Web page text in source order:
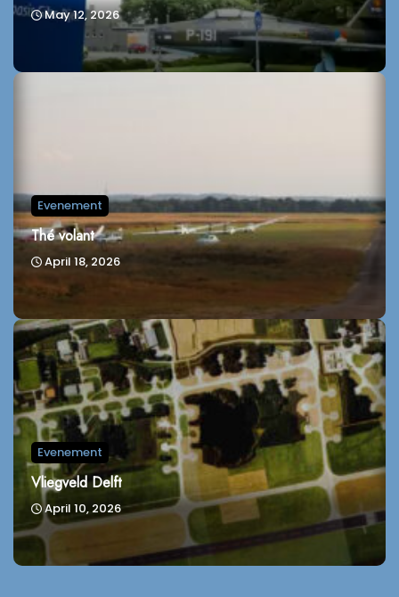
May 12, 2026
Evenement
Thé volant
April 18, 2026
Evenement
Vliegveld Delft
April 10, 2026